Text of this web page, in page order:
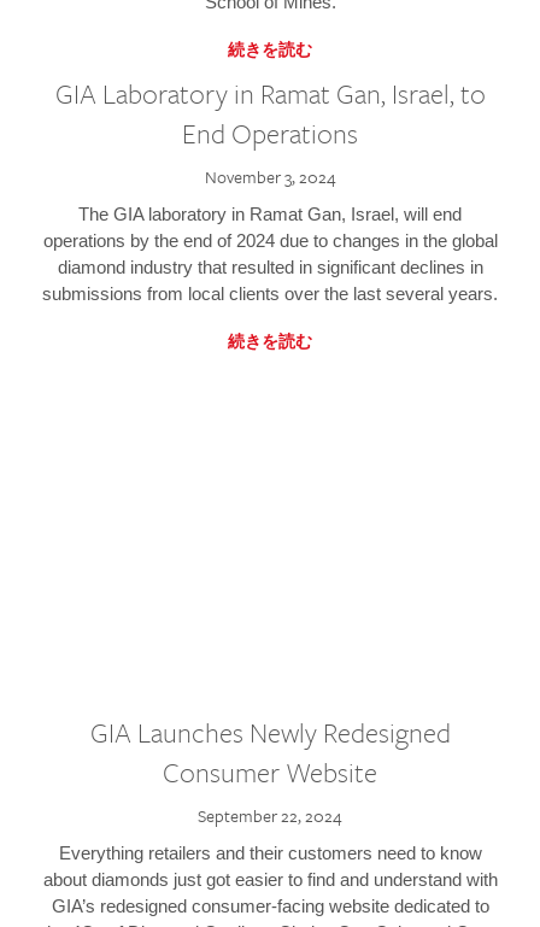
続きを読む
GIA Laboratory in Ramat Gan, Israel, to
End Operations
November 3, 2024
The GIA laboratory in Ramat Gan, Israel, will end
operations by the end of 2024 due to changes in the global
diamond industry that resulted in significant declines in
submissions from local clients over the last several years.
続きを読む
GIA Launches Newly Redesigned
Consumer Website
September 22, 2024
Everything retailers and their customers need to know
about diamonds just got easier to find and understand with
GIA’s redesigned consumer-facing website dedicated to